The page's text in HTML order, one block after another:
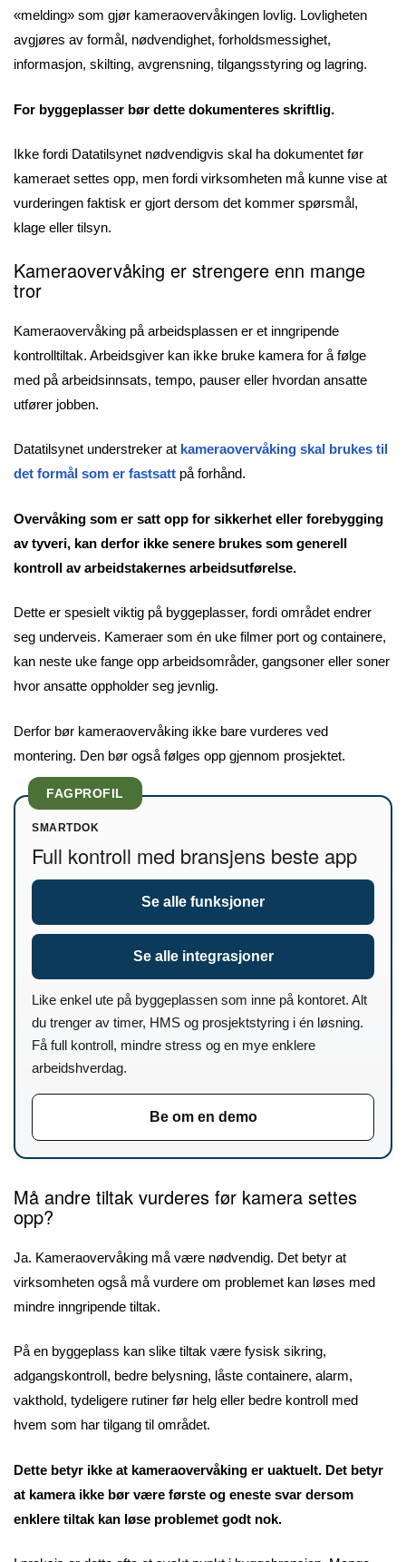
«melding» som gjør kameraovervåkingen lovlig. Lovligheten
avgjøres av formål, nødvendighet, forholdsmessighet,
informasjon, skilting, avgrensning, tilgangsstyring og lagring.
For byggeplasser bør dette dokumenteres skriftlig.
Ikke fordi Datatilsynet nødvendigvis skal ha dokumentet før
kameraet settes opp, men fordi virksomheten må kunne vise at
vurderingen faktisk er gjort dersom det kommer spørsmål,
klage eller tilsyn.
Kameraovervåking er strengere enn mange
tror
Kameraovervåking på arbeidsplassen er et inngripende
kontrolltiltak. Arbeidsgiver kan ikke bruke kamera for å følge
med på arbeidsinnsats, tempo, pauser eller hvordan ansatte
utfører jobben.
Datatilsynet understreker at kameraovervåking skal brukes til
det formål som er fastsatt på forhånd.
Overvåking som er satt opp for sikkerhet eller forebygging
av tyveri, kan derfor ikke senere brukes som generell
kontroll av arbeidstakernes arbeidsutførelse.
Dette er spesielt viktig på byggeplasser, fordi området endrer
seg underveis. Kameraer som én uke filmer port og containere,
kan neste uke fange opp arbeidsområder, gangsoner eller soner
hvor ansatte oppholder seg jevnlig.
Derfor bør kameraovervåking ikke bare vurderes ved
montering. Den bør også følges opp gjennom prosjektet.
FAGPROFIL
SMARTDOK
Full kontroll med bransjens beste app
Se alle funksjoner
Se alle integrasjoner
Like enkel ute på byggeplassen som inne på kontoret. Alt
du trenger av timer, HMS og prosjektstyring i én løsning.
Få full kontroll, mindre stress og en mye enklere
arbeidshverdag.
Be om en demo
Må andre tiltak vurderes før kamera settes
opp?
Ja. Kameraovervåking må være nødvendig. Det betyr at
virksomheten også må vurdere om problemet kan løses med
mindre inngripende tiltak.
På en byggeplass kan slike tiltak være fysisk sikring,
adgangskontroll, bedre belysning, låste containere, alarm,
vakthold, tydeligere rutiner før helg eller bedre kontroll med
hvem som har tilgang til området.
Dette betyr ikke at kameraovervåking er uaktuelt. Det betyr
at kamera ikke bør være første og eneste svar dersom
enklere tiltak kan løse problemet godt nok.